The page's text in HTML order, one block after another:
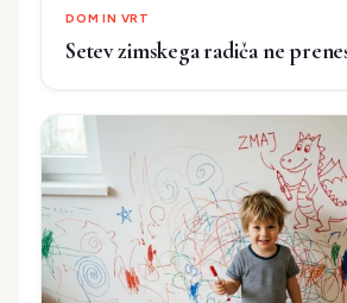
DOM IN VRT
Setev zimskega radiča ne